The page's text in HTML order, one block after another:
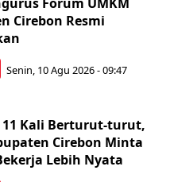
Cirebon Resmi
Senin, 10 Agu 2026 - 09:47
11 Kali Berturut-turut,
Cirebon Minta
Lebih Nyata